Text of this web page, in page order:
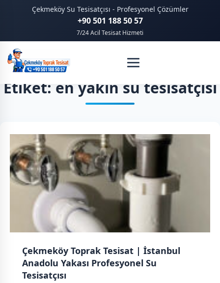
Çekmeköy Su Tesisatçısı - Profesyonel Çözümler
+90 501 188 50 57
7/24 Acil Tesisat Hizmeti
Etiket: en yakın su tesisatçısı
Çekmeköy Toprak Tesisat | İstanbul
Anadolu Yakası Profesyonel Su
Tesisatçısı